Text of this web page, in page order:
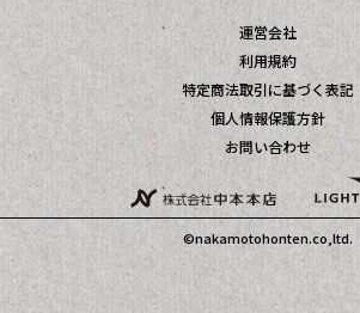
運営会社
利用規約
特定商法取引に基づく表記
個人情報保護方針
お問い合わせ
©nakamotohonten.co,ltd.